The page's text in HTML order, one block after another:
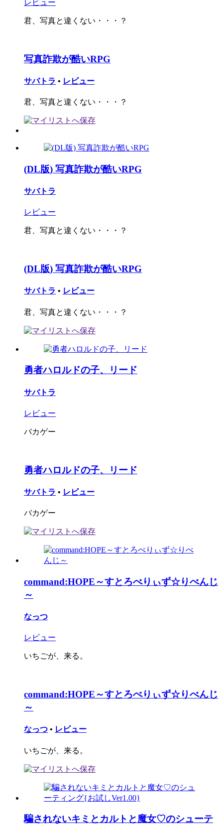
レビュー
君、写真と違くない・・・？
写真詐欺が酷いRPG
サバトラ • レビュー
君、写真と違くない・・・？
(DL版) 写真詐欺が酷いRPG
サバトラ
レビュー
君、写真と違くない・・・？
(DL版) 写真詐欺が酷いRPG
サバトラ • レビュー
君、写真と違くない・・・？
勇者ハロルドの子、リード
サバトラ
レビュー
バカゲー
勇者ハロルドの子、リード
サバトラ • レビュー
バカゲー
command:HOPE～すとろべりぃず☆りべんじ
～
なっつ
レビュー
いちごが、来る。
command:HOPE～すとろべりぃず☆りべんじ
～
なっつ • レビュー
いちごが、来る。
騙されないキミとカルトと魔女♡のシューテ